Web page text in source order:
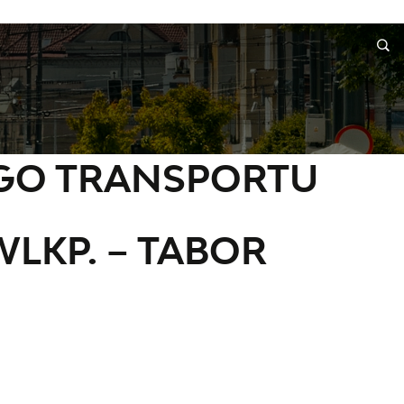
INFORMACJE WNIOSKI I REKLAMACJE KONTAKT
Wlkp. – tabor autobusowy
TRANSPORTU
– TABOR